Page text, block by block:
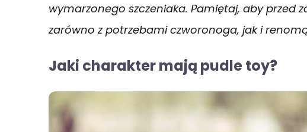
wymarzonego szczeniaka. Pamiętaj, aby przed
zarówno z potrzebami czworonoga, jak i
Jaki charakter mają pudle toy?